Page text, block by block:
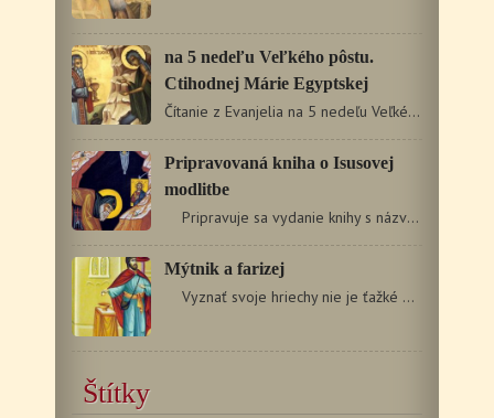
na 5 nedeľu Veľkého pôstu.
Ctihodnej Márie Egyptskej
Čítanie z Evanjelia na 5 nedeľu Veľkého pôstu Mk 10,…
Pripravovaná kniha o Isusovej
modlitbe
Pripravuje sa vydanie knihy s názvom Isusova…
Mýtnik a farizej
Vyznať svoje hriechy nie je ťažké pre toho,…
Štítky